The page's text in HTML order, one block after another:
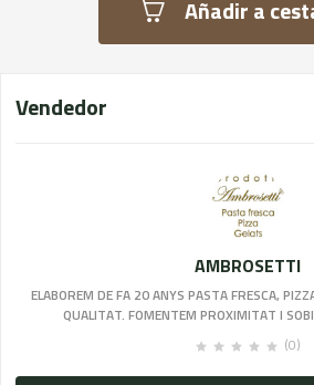
TONYINA BACÓ I
Añadir a
Vendedor
AMBROSETTI
ELABOREM DE FA 20 ANYS PASTA FRESCA,
QUALITAT. FOMENTEM PROXIMITAT I
(0)